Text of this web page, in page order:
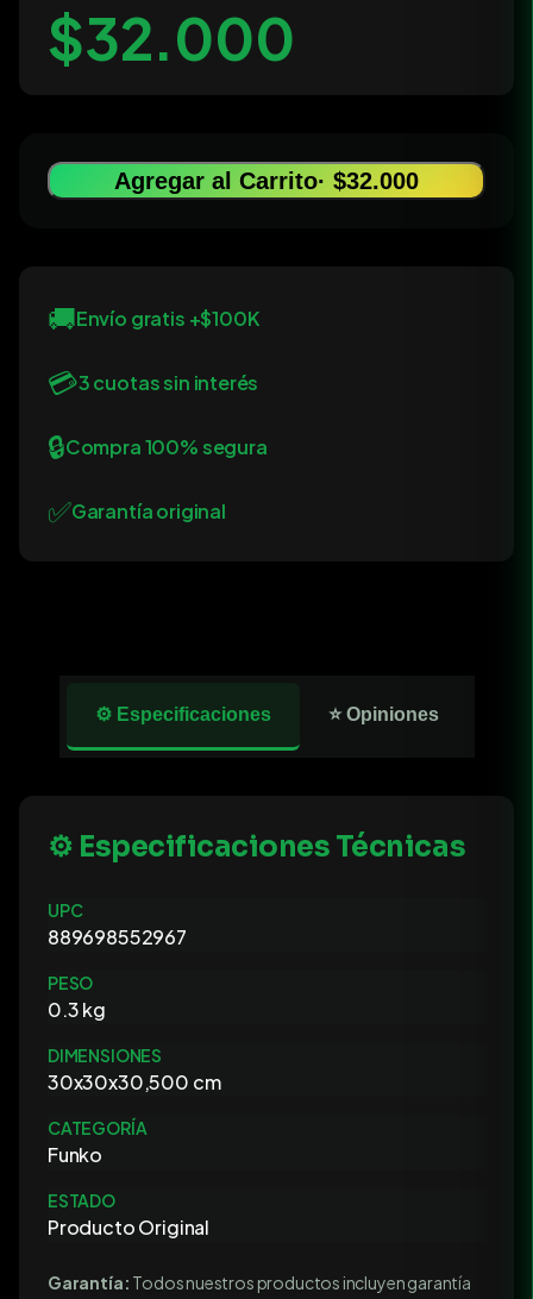
$32.000
Agregar al Carrito· $32.000
🚚Envío gratis +$100K
💳3 cuotas sin interés
🔒Compra 100% segura
✅Garantía original
⚙️ Especificaciones ⭐ Opiniones
⚙️ Especificaciones Técnicas
UPC
889698552967
PESO
0.3 kg
DIMENSIONES
30x30x30,500 cm
CATEGORÍA
Funko
ESTADO
Producto Original
Garantía: Todos nuestros productos incluyen garantía